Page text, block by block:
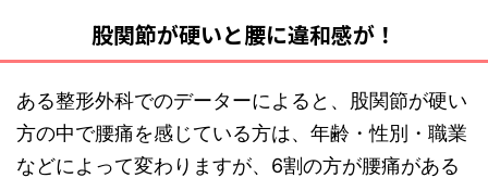
股関節が硬いと腰に違和感が！
ある整形外科でのデーターによると、股関節が硬い
方の中で腰痛を感じている方は、年齢・性別・職業
などによって変わりますが、6割の方が腰痛がある